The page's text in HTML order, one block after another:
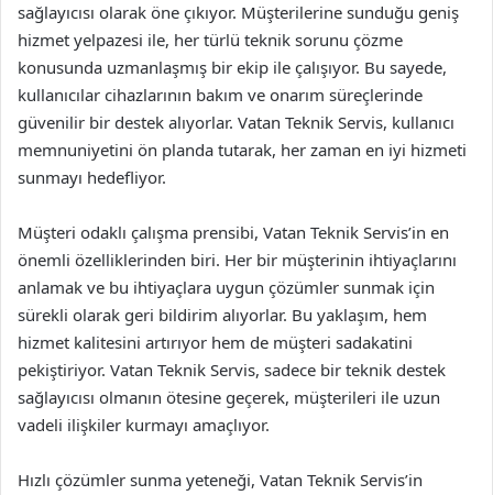
sağlayıcısı olarak öne çıkıyor. Müşterilerine sunduğu geniş
hizmet yelpazesi ile, her türlü teknik sorunu çözme
konusunda uzmanlaşmış bir ekip ile çalışıyor. Bu sayede,
kullanıcılar cihazlarının bakım ve onarım süreçlerinde
güvenilir bir destek alıyorlar. Vatan Teknik Servis, kullanıcı
memnuniyetini ön planda tutarak, her zaman en iyi hizmeti
sunmayı hedefliyor.
Müşteri odaklı çalışma prensibi, Vatan Teknik Servis’in en
önemli özelliklerinden biri. Her bir müşterinin ihtiyaçlarını
anlamak ve bu ihtiyaçlara uygun çözümler sunmak için
sürekli olarak geri bildirim alıyorlar. Bu yaklaşım, hem
hizmet kalitesini artırıyor hem de müşteri sadakatini
pekiştiriyor. Vatan Teknik Servis, sadece bir teknik destek
sağlayıcısı olmanın ötesine geçerek, müşterileri ile uzun
vadeli ilişkiler kurmayı amaçlıyor.
Hızlı çözümler sunma yeteneği, Vatan Teknik Servis’in